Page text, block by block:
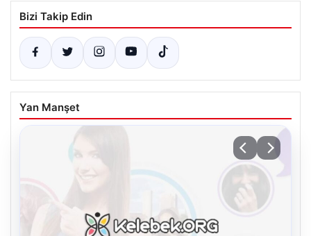
Bizi Takip Edin
Yan Manşet